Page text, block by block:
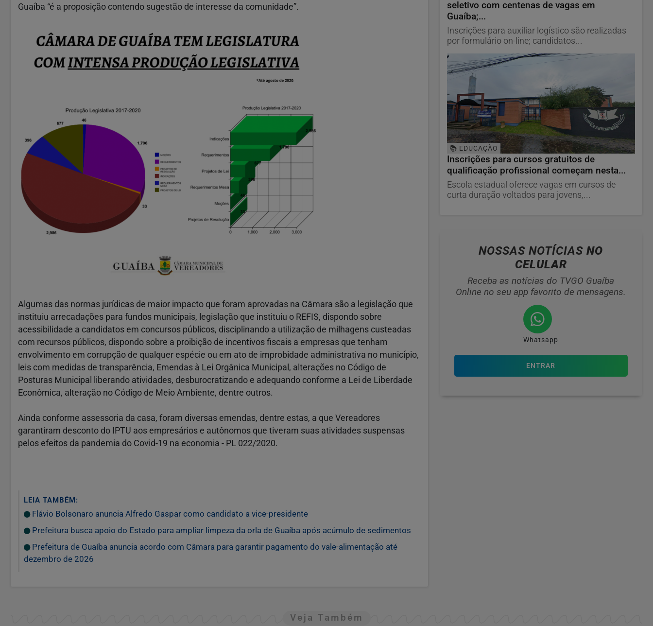
Guaíba “é a proposição contendo sugestão de interesse da comunidade”.
Algumas das normas jurídicas de maior impacto que foram aprovadas na Câmara são a legislação que
instituiu arrecadações para fundos municipais, legislação que instituiu o REFIS, dispondo sobre
acessibilidade a candidatos em concursos públicos, disciplinando a utilização de milhagens custeadas
com recursos públicos, dispondo sobre a proibição de incentivos fiscais a empresas que tenham
envolvimento em corrupção de qualquer espécie ou em ato de improbidade administrativa no município,
leis com medidas de transparência, Emendas à Lei Orgânica Municipal, alterações no Código de
Posturas Municipal liberando atividades, desburocratizando e adequando conforme a Lei de Liberdade
Econômica, alteração no Código de Meio Ambiente, dentre outros.
Ainda conforme assessoria da casa, foram diversas emendas, dentre estas, a que Vereadores
garantiram desconto do IPTU aos empresários e autônomos que tiveram suas atividades suspensas
pelos efeitos da pandemia do Covid-19 na economia - PL 022/2020.
LEIA TAMBÉM:
Flávio Bolsonaro anuncia Alfredo Gaspar como candidato a vice-presidente
Prefeitura busca apoio do Estado para ampliar limpeza da orla de Guaíba após acúmulo de sedimentos
Prefeitura de Guaíba anuncia acordo com Câmara para garantir pagamento do vale-alimentação até
dezembro de 2026
seletivo com centenas de vagas em
Guaíba;...
Inscrições para auxiliar logístico são realizadas
por formulário on-line; candidatos...
📚 EDUCAÇÃO
Inscrições para cursos gratuitos de
qualificação profissional começam nesta...
Escola estadual oferece vagas em cursos de
curta duração voltados para jovens,...
NOSSAS NOTÍCIASNO
CELULAR
Receba as notícias do TVGO Guaíba
Online no seu app favorito de mensagens.
Whatsapp
ENTRAR
Veja Também